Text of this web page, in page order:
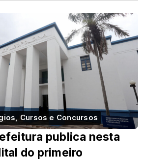
Cursos e Concursos
publica nesta
do primeiro